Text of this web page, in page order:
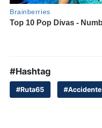
#Hashtag
#Ruta65 #Accidente